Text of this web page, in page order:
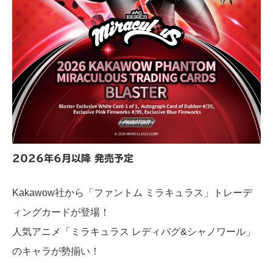
2026年6月以降 発売予定
Kakawow社から「ファントム ミラキュラス」トレーデ
ィングカードが登場！
人気アニメ「ミラキュラス レディバグ&シャノワール」
のキャラが勢揃い！